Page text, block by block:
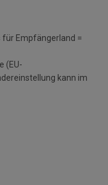
für Empfängerland =
(EU-
kann im